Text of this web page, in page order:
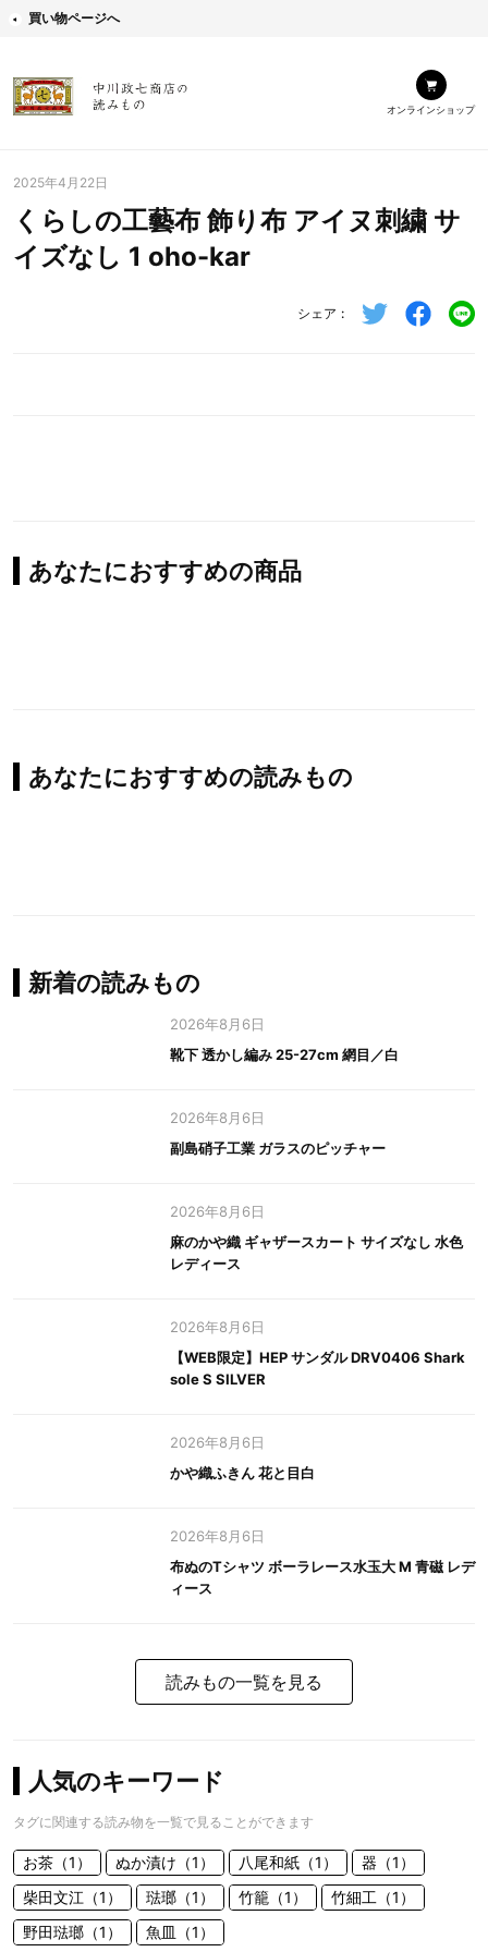
買い物ページへ
オンラインショップ
2025年4月22日
くらしの工藝布 飾り布 アイヌ刺繍 サ
イズなし 1 oho-kar
シェア
あなたにおすすめの商品
あなたにおすすめの読みもの
新着の読みもの
2026年8月6日
靴下 透かし編み 25-27cm 網目／白
2026年8月6日
副島硝子工業 ガラスのピッチャー
2026年8月6日
麻のかや織 ギャザースカート サイズなし 水色
レディース
2026年8月6日
【WEB限定】HEP サンダル DRV0406 Shark
sole S SILVER
2026年8月6日
かや織ふきん 花と目白
2026年8月6日
布ぬのTシャツ ボーラレース水玉大 M 青磁 レデ
ィース
読みもの一覧を見る
人気のキーワード
タグに関連する読み物を一覧で見ることができます
お茶（1） ぬか漬け（1） 八尾和紙（1）
器（1）
柴田文江（1）
琺瑯（1） 竹籠（1）
竹細工（1）
野田琺瑯（1）
魚皿（1）